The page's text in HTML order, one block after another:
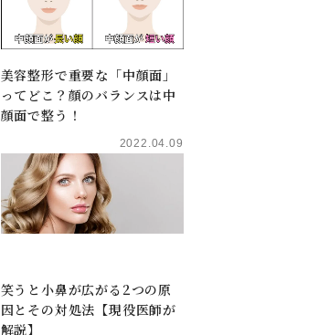
美容整形で重要な「中顔面」
ってどこ？顔のバランスは中
顔面で整う！
2022.04.09
笑うと小鼻が広がる2つの原
因とその対処法【現役医師が
解説】